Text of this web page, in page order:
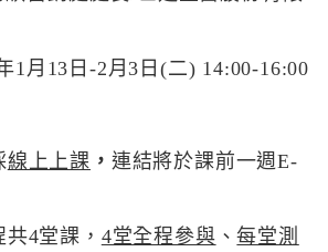
1月13日-2月3日(二) 14:00-16:00
線上上課 ， 連結將於課前一週E-
堂課， 4堂全程參與 、每堂測